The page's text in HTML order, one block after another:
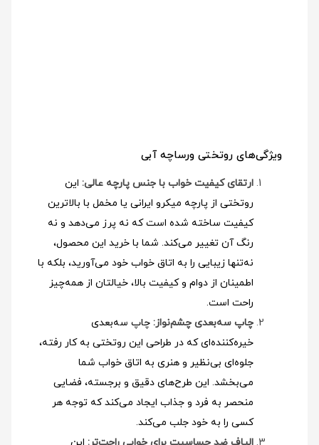
ویژگی‌های روتختی ورساچه آبی
ارتقای کیفیت خواب با جنس پارچه عالی: این
روتختی از پارچه میکرو ایرانی یا مخمل با بالاترین
کیفیت ساخته شده است که نه پرز می‌دهد و نه
رنگ آن تغییر می‌کند. شما با خرید این محصول،
نه‌تنها زیبایی را به اتاق خواب خود می‌آورید، بلکه با
اطمینان از دوام و کیفیت بالا، خیالتان از همه‌چیز
راحت است.
چاپ سه‌بعدی چشم‌نواز: چاپ سه‌بعدی
خیره‌کننده‌ای که در طراحی این روتختی به کار رفته،
جلوه‌ای بی‌نظیر و هنری به اتاق خواب شما
می‌بخشد. این طرح‌های دقیق و برجسته، فضایی
منحصر به فرد و جذاب ایجاد می‌کند که توجه هر
کسی را به خود جلب می‌کند.